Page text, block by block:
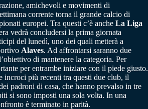
amichevoli e movimenti di
corrente torna il grande calcio di
europei. Tra questi c’è anche La Liga
vedrà concludersi la prima giornata
del lunedì, uno dei quali metterà a
Alaves. Ad affrontarsi saranno due
di mantenere la categoria. Per
per entrambe iniziare con il piede giusto.
incroci più recenti tra questi due club, il
padroni di casa, che hanno prevalso in tre
si sono imposti una sola volta. In una
è terminato in parità.